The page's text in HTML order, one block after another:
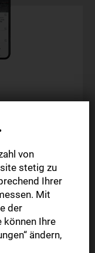
(Mo.-So.)
von
stetig zu
Ihrer
Mit
der
können Ihre
ändern,